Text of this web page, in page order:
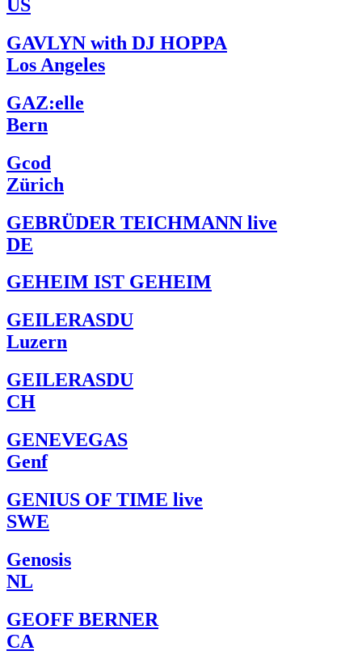
US
GAVLYN with DJ HOPPA
Los Angeles
GAZ:elle
Bern
Gcod
Zürich
GEBRÜDER TEICHMANN live
DE
GEHEIM IST GEHEIM
GEILERASDU
Luzern
GEILERASDU
CH
GENEVEGAS
Genf
GENIUS OF TIME live
SWE
Genosis
NL
GEOFF BERNER
CA